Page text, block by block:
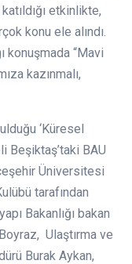
etkinlikte,
konu ele alındı.
konuşmada “Mavi
kazınmalı,
‘Küresel
Beşiktaş’taki BAU
Üniversitesi
tarafından
Bakanlığı bakan
Ulaştırma ve
Burak Aykan,